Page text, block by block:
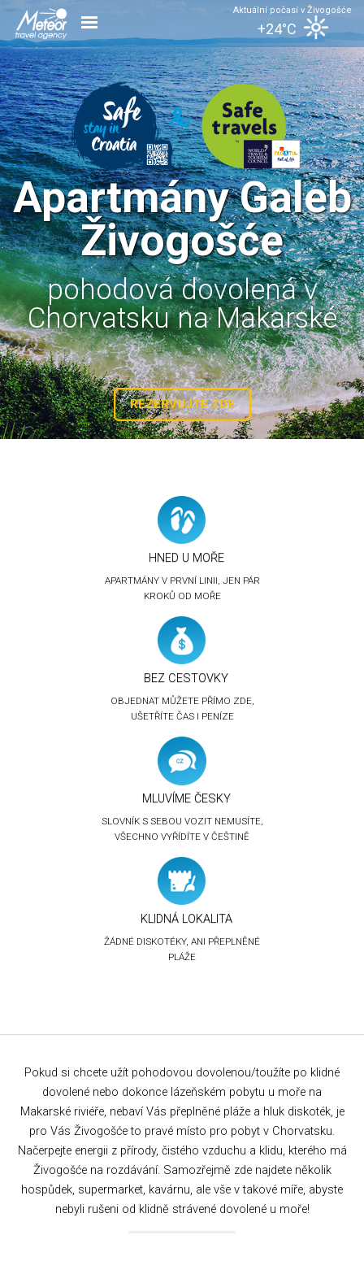
Aktuální počasí v Živogošće
+24°C
Apartmány Galeb
Živogošće
pohodová dovolená v
Chorvatsku na Makarské
REZERVUJTE ZDE
HNED U MOŘE
APARTMÁNY V PRVNÍ LINII, JEN PÁR
KROKŮ OD MOŘE
BEZ CESTOVKY
OBJEDNAT MŮŽETE PŘÍMO ZDE,
UŠETŘÍTE ČAS I PENÍZE
MLUVÍME ČESKY
SLOVNÍK S SEBOU VOZIT NEMUSÍTE,
VŠECHNO VYŘÍDÍTE V ČEŠTINĚ
KLIDNÁ LOKALITA
ŽÁDNÉ DISKOTÉKY, ANI PŘEPLNĚNÉ
PLÁŽE
Pokud si chcete užít pohodovou dovolenou/toužíte po klidné
dovolené nebo dokonce lázeňském pobytu u moře na
Makarské riviéře, nebaví Vás přeplněné pláže a hluk diskoték, je
pro Vás Živogošće to pravé místo pro pobyt v Chorvatsku.
Načerpejte energii z přírody, čistého vzduchu a klidu, kterého má
Živogošće na rozdávání. Samozřejmě zde najdete několik
hospůdek, supermarket, kavárnu, ale vše v takové míře, abyste
nebyli rušeni od klidně strávené dovolené u moře!